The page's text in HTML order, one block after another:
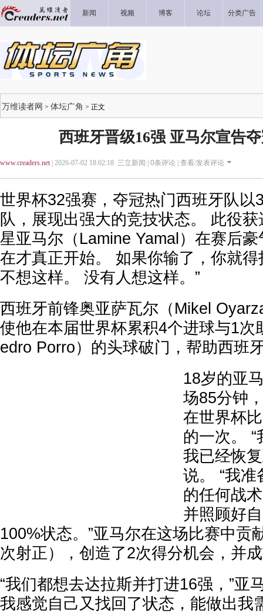
新闻 视频 博客 论坛 分类广告
万维读者网 > 体坛广角 > 正文
西班牙晋级16强 亚马尔宣告
www.creaders.net| 2026-07-02 18:02:18 三立新闻 | 0条评论 | 查看/发表评论
世界杯32强赛，夺冠热门西班牙队以
队，展现出强大的竞技状态。 此役
星亚马尔（Lamine Yamal）在赛后豪
在才真正开始。 如果你输了，你就
不想这样。 没有人想这样。”
西班牙前锋奥亚萨瓦尔（Mikel
使他在本届世界杯累积4个进球与1次
edro Porro）的头球破门，帮助西班
18岁的亚
场85分钟
在世界杯
的一次。
我已经恢
说。 “我
的任何战
并照顾好
100%状态。”亚马尔在这场比赛中贡
次射正），创造了2次得分机会，并
“我们都想去达拉斯并打进16强，”亚
我感觉自己又找回了状态，能做出我